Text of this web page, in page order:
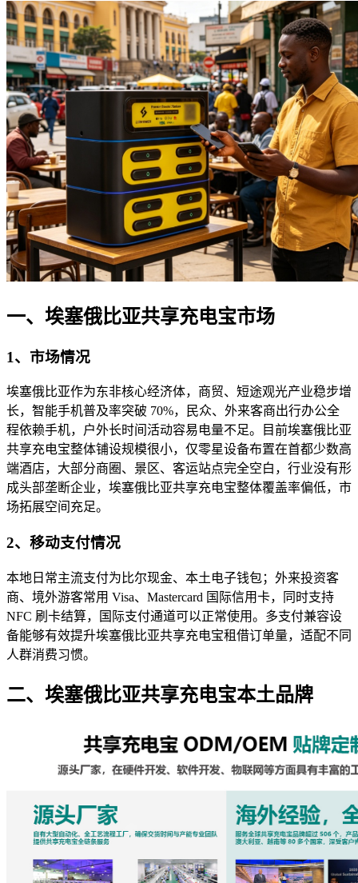
一、埃塞俄比亚共享充电宝市场
1、市场情况
埃塞俄比亚作为东非核心经济体，商贸、短途观光产业稳步增
长，智能手机普及率突破 70%，民众、外来客商出行办公全
程依赖手机，户外长时间活动容易电量不足。目前埃塞俄比亚
共享充电宝整体铺设规模很小，仅零星设备布置在首都少数高
端酒店，大部分商圈、景区、客运站点完全空白，行业没有形
成头部垄断企业，埃塞俄比亚共享充电宝整体覆盖率偏低，市
场拓展空间充足。
2、移动支付情况
本地日常主流支付为比尔现金、本土电子钱包；外来投资客
商、境外游客常用 Visa、Mastercard 国际信用卡，同时支持
NFC 刷卡结算，国际支付通道可以正常使用。多支付兼容设
备能够有效提升埃塞俄比亚共享充电宝租借订单量，适配不同
人群消费习惯。
二、埃塞俄比亚共享充电宝本土品牌